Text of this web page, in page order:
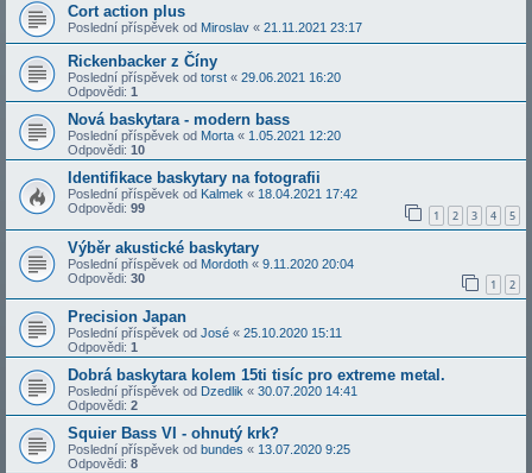
Cort action plus
Poslední příspěvek od Miroslav « 21.11.2021 23:17
Rickenbacker z Číny
Poslední příspěvek od torst « 29.06.2021 16:20
Odpovědi: 1
Nová baskytara - modern bass
Poslední příspěvek od Morta « 1.05.2021 12:20
Odpovědi: 10
Identifikace baskytary na fotografii
Poslední příspěvek od Kalmek « 18.04.2021 17:42
Odpovědi: 99 1 2 3 4 5
Výběr akustické baskytary
Poslední příspěvek od Mordoth « 9.11.2020 20:04
Odpovědi: 30 1 2
Precision Japan
Poslední příspěvek od José « 25.10.2020 15:11
Odpovědi: 1
Dobrá baskytara kolem 15ti tisíc pro extreme metal.
Poslední příspěvek od Dzedlik « 30.07.2020 14:41
Odpovědi: 2
Squier Bass VI - ohnutý krk?
Poslední příspěvek od bundes « 13.07.2020 9:25
Odpovědi: 8